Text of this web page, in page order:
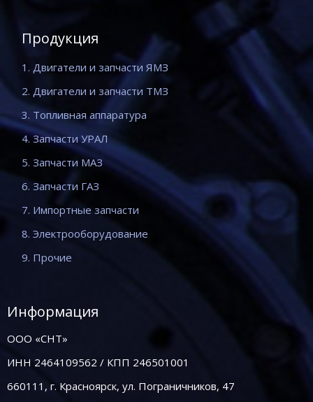
Продукция
1. Двигатели и запчасти ЯМЗ
2. Двигатели и запчасти ТМЗ
3. Топливная аппаратура
4. Запчасти УРАЛ
5. Запчасти МАЗ
6. Запчасти ГАЗ
7. Импортные запчасти
8. Электрооборудование
9. Прочие
Информация
ООО «СНТ»
ИНН 2464109562 / КПП 246501001
660111, г. Красноярск, ул. Пограничников, 47